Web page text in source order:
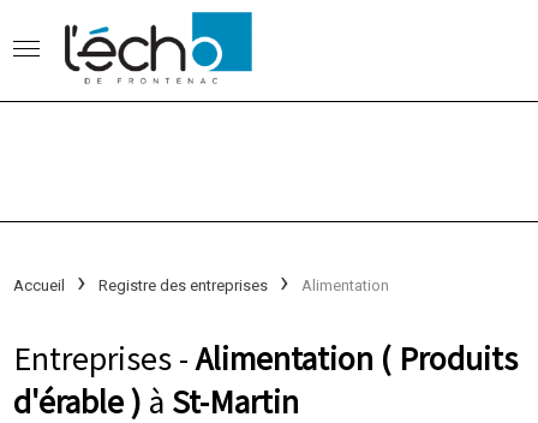
Accueil Registre des entreprises Alimentation
Entreprises -Alimentation ( Produits
d'érable ) à St-Martin